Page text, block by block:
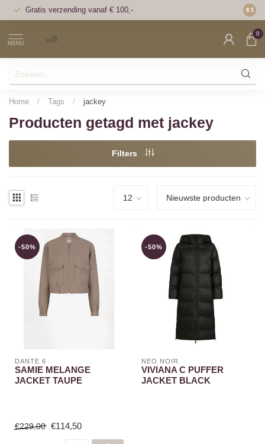
Gratis verzending vanaf € 100,- Voor
8.5
MENU
0
Home / Tags / jackey
Producten getagd met jackey
Filters
-50%
DANTE 6
SAMIE MELANGE
JACKET TAUPE
€229,00 €114,50
-50%
NEO NOIR
VIVIANA C PUFFER
JACKET BLACK